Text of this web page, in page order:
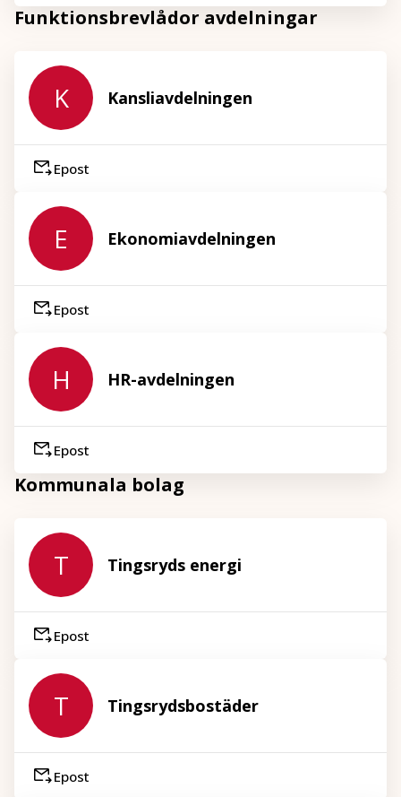
Funktionsbrevlådor avdelningar
K Kansliavdelningen
Epost
E Ekonomiavdelningen
Epost
H HR-avdelningen
Epost
Kommunala bolag
T Tingsryds energi
Epost
T Tingsrydsbostäder
Epost